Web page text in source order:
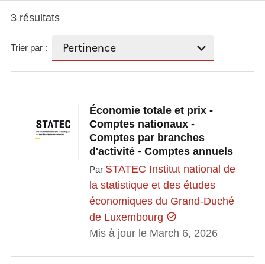
3 résultats
Trier par :
Économie totale et prix -
Comptes nationaux -
Comptes par branches
d'activité - Comptes annuels
Par STATEC Institut national de
la statistique et des études
économiques du Grand-Duché
de Luxembourg
Mis à jour le March 6, 2026